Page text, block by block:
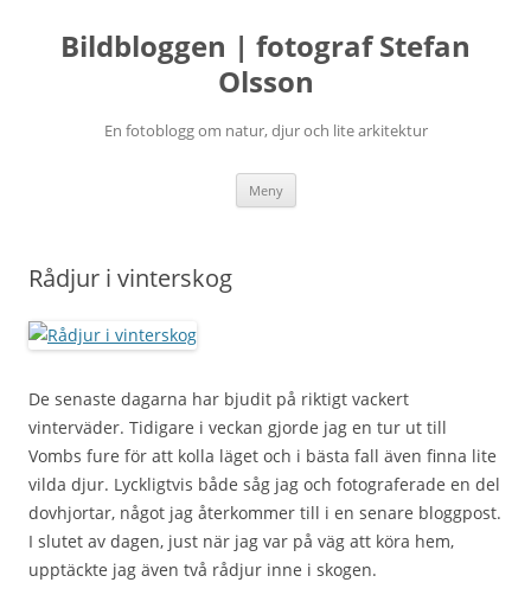
Bildbloggen | fotograf Stefan
Olsson
En fotoblogg om natur, djur och lite arkitektur
Meny Hoppa
innehåll
Rådjur i vinterskog
De senaste dagarna har bjudit på riktigt vackert
vinterväder. Tidigare i veckan gjorde jag en tur ut till
Vombs fure för att kolla läget och i bästa fall även finna lite
vilda djur. Lyckligtvis både såg jag och fotograferade en del
dovhjortar, något jag återkommer till i en senare bloggpost.
I slutet av dagen, just när jag var på väg att köra hem,
upptäckte jag även två rådjur inne i skogen.